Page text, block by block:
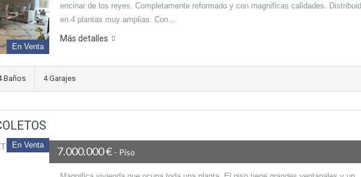
En Venta
encinar de los reyes. Completamente reformado y con magnificas calidades.
en 4 plantas muy amplias. Con…
Más detalles
Baños 4 Garajes
En Venta 7.000.000 € - Piso